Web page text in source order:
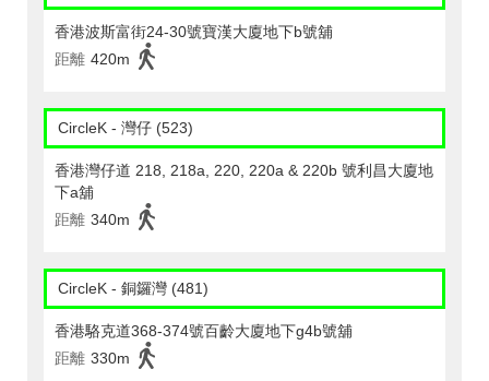
香港波斯富街24-30號寶漢大廈地下b號舖
距離 420m
CircleK - 灣仔 (523)
香港灣仔道 218, 218a, 220, 220a & 220b 號利昌大廈地
下a舖
距離 340m
CircleK - 銅鑼灣 (481)
香港駱克道368-374號百齡大廈地下g4b號舖
距離 330m